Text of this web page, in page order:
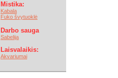
Mistika:
Kabala
Fuko švytuoklė
Darbo sauga
Sabelija
Laisvalaikis:
Akvariumai